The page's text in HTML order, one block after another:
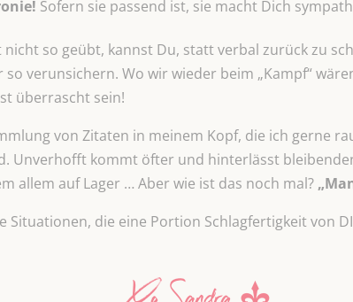
Sofern sie passend ist, sie macht Dich
so geübt, kannst Du, statt verbal zurück zu
verunsichern. Wo wir wieder beim „Kampf“
überrascht sein!
von Zitaten in meinem Kopf, die ich gerne
Unverhofft kommt öfter und hinterlässt
allem auf Lager … Aber wie ist das noch mal?
Situationen, die eine Portion Schlagfertigkeit von